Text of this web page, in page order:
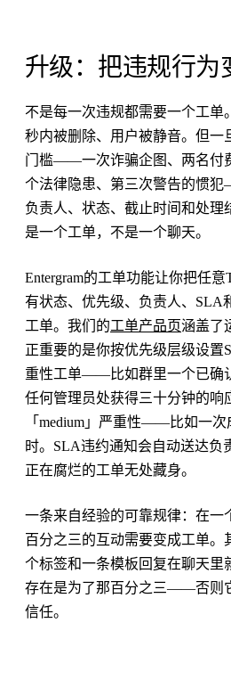
升级：把违规行为
不是每一次违规都需要一个工单
秒内被删除、用户被静音。但一
门槛——一次诈骗企图、两名付
个法律隐患、第三次警告的惯
负责人、状态、截止时间和处理
是一个工单，不是一个聊天。
Entergram的工单功能让你把任意
有状态、优先级、负责人、SLA
工单。我们的工单产品页涵盖了
正重要的是你按优先级层级设置
重性工单——比如群里一个已
任何管理员处获得三十分钟的响
「medium」严重性——比如一
时。SLA违约通知会自动送达负
正在腐烂的工单无处藏身。
一条来自经验的可靠规律：在一
百分之三的互动需要变成工单。
个标签和一条模板回复在聊天里
存在是为了那百分之三——否则
信任。